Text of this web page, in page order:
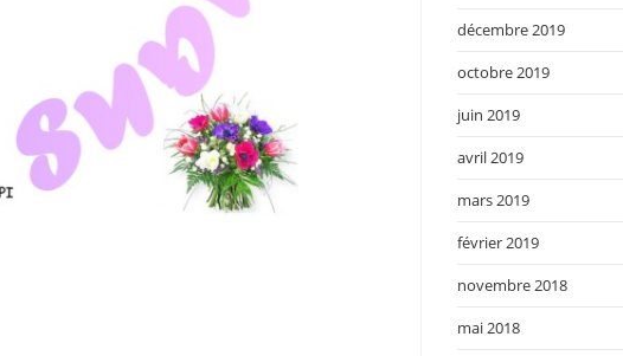
décembre 2019
octobre 2019
juin 2019
avril 2019
mars 2019
février 2019
novembre 2018
mai 2018